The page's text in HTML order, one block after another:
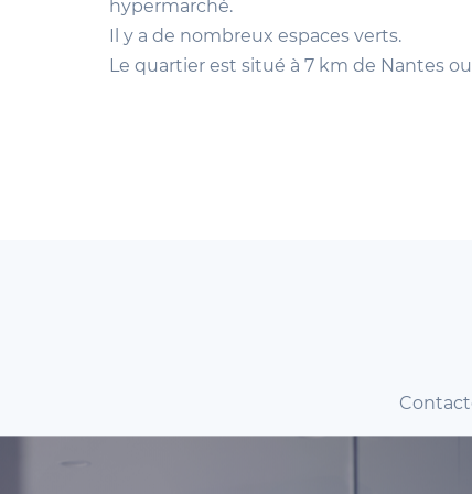
hypermarché.
Il y a de nombreux espaces verts.
Le quartier est situé à 7 km de Nantes